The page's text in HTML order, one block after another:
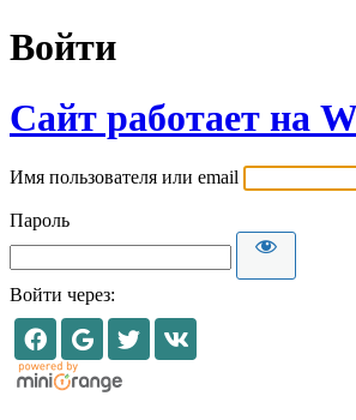
Войти
Сайт работает на
Имя пользователя или email
Пароль
Войти через: